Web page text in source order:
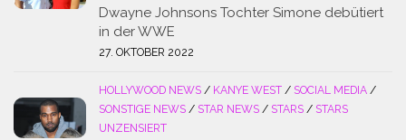
Dwayne Johnsons Tochter Simone debütiert
in der WWE
27. OKTOBER 2022
HOLLYWOOD NEWS / KANYE WEST / SOCIAL MEDIA /
SONSTIGE NEWS / STAR NEWS / STARS / STARS
UNZENSIERT